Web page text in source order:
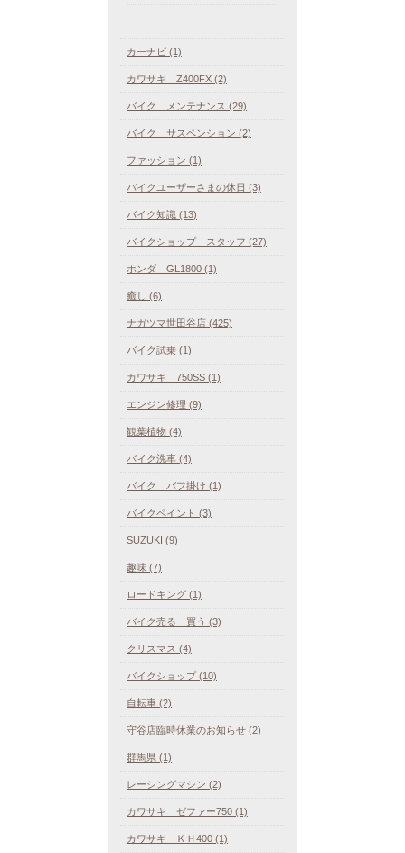
カーナビ (1)
カワサキ Z400FX (2)
バイク メンテナンス (29)
バイク サスペンション (2)
ファッション (1)
バイクユーザーさまの休日 (3)
バイク知識 (13)
バイクショップ スタッフ (27)
ホンダ GL1800 (1)
癒し (6)
ナガツマ世田谷店 (425)
バイク試乗 (1)
カワサキ 750SS (1)
エンジン修理 (9)
観葉植物 (4)
バイク洗車 (4)
バイク バフ掛け (1)
バイクペイント (3)
SUZUKI (9)
趣味 (7)
ロードキング (1)
バイク売る 買う (3)
クリスマス (4)
バイクショップ (10)
自転車 (2)
守谷店臨時休業のお知らせ (2)
群馬県 (1)
レーシングマシン (2)
カワサキ ゼファー750 (1)
カワサキ ＫＨ400 (1)